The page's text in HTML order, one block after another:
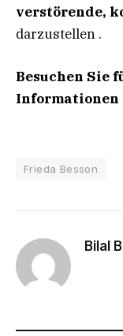
verstörende,
darzustellen .
Besuchen Sie
Informationen
Frieda Besson
Bilal